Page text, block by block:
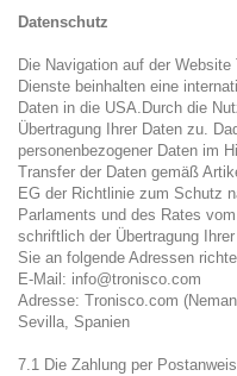
Datenschutz
Die Navigation auf der
Dienste beinhalten eine
Daten in die USA.Durch die
Übertragung Ihrer Daten zu.
personenbezogener Daten im
Transfer der Daten gemäß
EG der Richtlinie zum Schutz
Parlaments und des Rates
schriftlich der Übertragung
Sie an folgende Adressen
E-Mail: info@tronisco.com
Adresse: Tronisco.com
Sevilla, Spanien
7.1 Die Zahlung per